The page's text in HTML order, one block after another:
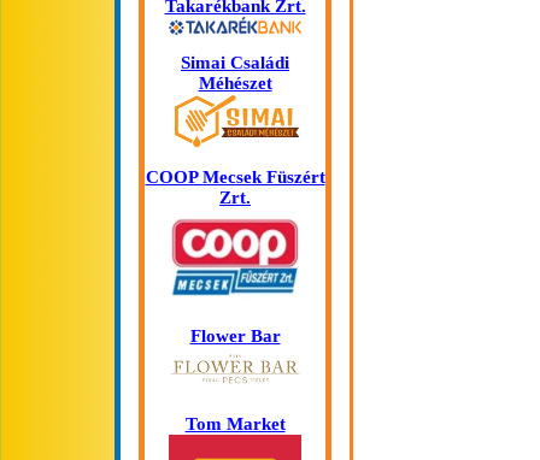
Takarékbank Zrt.
Simai Családi
Méhészet
COOP Mecsek Füszért
Zrt.
Flower Bar
Tom Market